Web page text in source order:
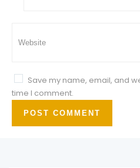
Save my name, email, and
time I comment.